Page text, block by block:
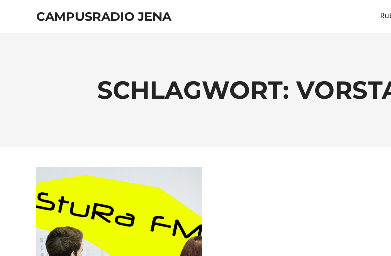
springen
CAMPUSRADIO JENA
103.4
SCHLAGWORT: